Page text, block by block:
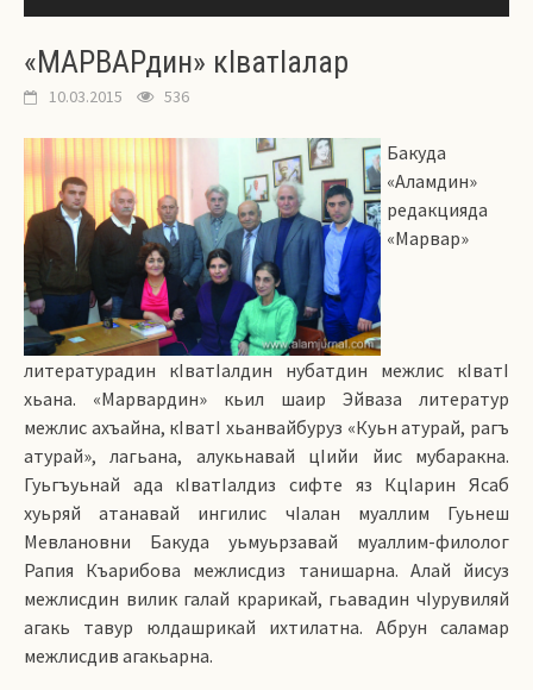
«МАРВАРдин» кIватIалар
10.03.2015 536
Бакуда
«Аламдин»
редакцияда
«Марвар»
литературадин кIватIалдин нубатдин межлис кIватI
хьана. «Марвардин» кьил шаир Эйваза литератур
межлис ахъайна, кIватI хьанвайбуруз «Куьн атурай, рагъ
атурай», лагьана, алукьнавай цIийи йис мубаракна.
Гуьгъуьнай ада кIватIалдиз сифте яз КцIарин Ясаб
хуьряй атанавай ингилис чIалан муаллим Гуьнеш
Мевлановни Бакуда уьмуьрзавай муаллим-филолог
Рапия Къарибова межлисдиз танишарна. Алай йисуз
межлисдин вилик галай крарикай, гьавадин чIурувиляй
агакь тавур юлдашрикай ихтилатна. Абрун саламар
межлисдив агакьарна.